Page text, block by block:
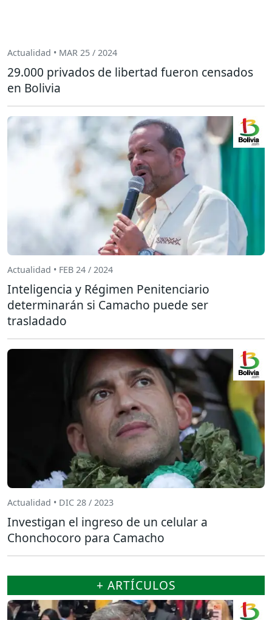
Actualidad • MAR 25 / 2024
29.000 privados de libertad fueron censados
en Bolivia
Actualidad • FEB 24 / 2024
Inteligencia y Régimen Penitenciario
determinarán si Camacho puede ser
trasladado
Actualidad • DIC 28 / 2023
Investigan el ingreso de un celular a
Chonchocoro para Camacho
+ ARTÍCULOS